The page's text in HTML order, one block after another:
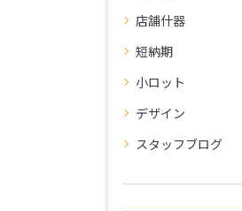
店舗什器
短納期
小ロット
デザイン
スタッフブログ